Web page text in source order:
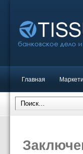
Главная